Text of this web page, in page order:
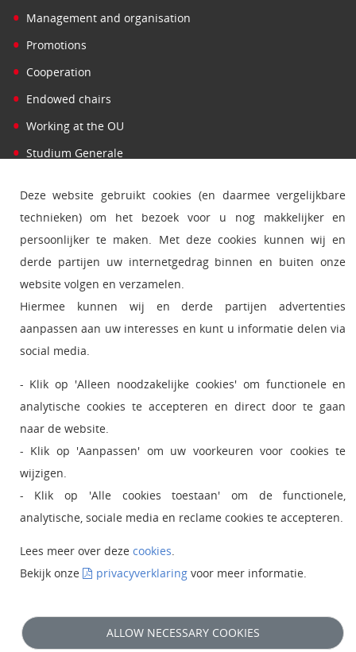
Deze website gebruikt cookies (en daarmee vergelijkbare
technieken) om het bezoek voor u nog makkelijker en
persoonlijker te maken. Met deze cookies kunnen wij en
derde partijen uw internetgedrag binnen en buiten onze
website volgen en verzamelen.
Hiermee kunnen wij en derde partijen advertenties
aanpassen aan uw interesses en kunt u informatie delen via
social media.
- Klik op 'Alleen noodzakelijke cookies' om functionele en
analytische cookies te accepteren en direct door te gaan
naar de website.
- Klik op 'Aanpassen' om uw voorkeuren voor cookies te
wijzigen.
- Klik op 'Alle cookies toestaan' om de functionele,
analytische, sociale media en reclame cookies te accepteren.
Lees meer over deze cookies.
Bekijk onze
privacyverklaringvoor meer informatie.
ALLOW NECESSARY COOKIES
• Management and organisation
• Promotions
• Cooperation
• Endowed chairs
• Working at the OU
•Studium Generale
• Find person
• Press
•Contact and addresses
•Ict status and service
•MijnOU
•
© 2024 Open Universiteit |